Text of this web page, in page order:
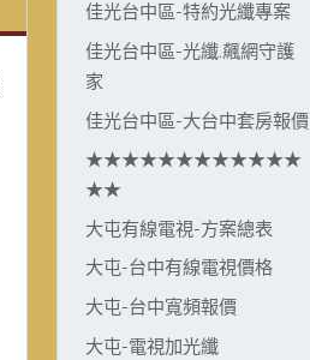
佳光台中區-特約光纖專案
佳光台中區-光纖.飆網守護
家
佳光台中區-大台中套房報價
★★★★★★★★★★★★
★★
大屯有線電視-方案總表
大屯-台中有線電視價格
大屯-台中寬頻報價
大屯-電視加光纖